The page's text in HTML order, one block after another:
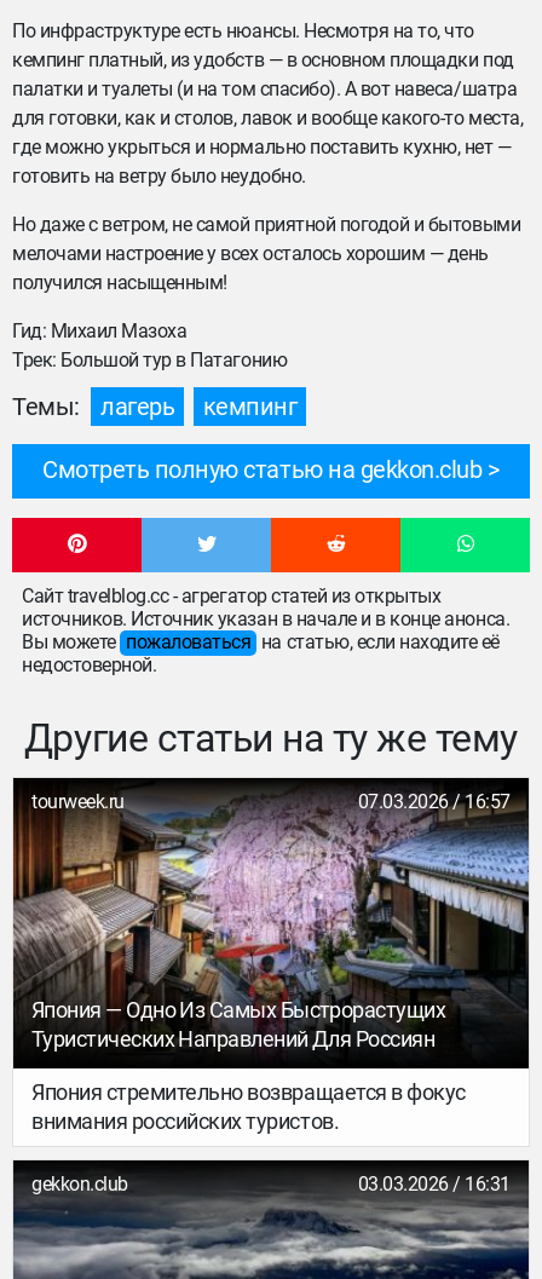
По инфраструктуре есть нюансы. Несмотря на то, что
кемпинг платный, из удобств — в основном площадки под
палатки и туалеты (и на том спасибо). А вот навеса/шатра
для готовки, как и столов, лавок и вообще какого-то места,
где можно укрыться и нормально поставить кухню, нет —
готовить на ветру было неудобно.
Но даже с ветром, не самой приятной погодой и бытовыми
мелочами настроение у всех осталось хорошим — день
получился насыщенным!
Гид: Михаил Мазоха
Трек: Большой тур в Патагонию
Темы: лагерь кемпинг
Смотреть полную статью на gekkon.club
Сайт travelblog.cc - агрегатор статей из открытых
источников. Источник указан в начале и в конце анонса.
Вы можете пожаловаться на статью, если находите её
недостоверной.
Другие статьи на ту же тему
tourweek.ru 07.03.2026 / 16:57
Япония — Одно Из Самых Быстрорастущих
Туристических Направлений Для Россиян
Япония стремительно возвращается в фокус
внимания российских туристов.
gekkon.club 03.03.2026 / 16:31